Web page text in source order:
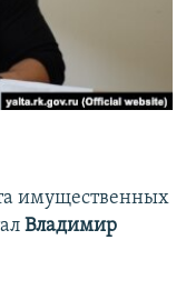
имущественных
Владимир